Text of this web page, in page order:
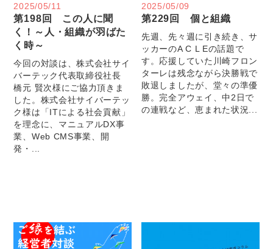
2025/05/11
第198回 この人に聞
く！～人・組織が羽ばた
く時～
今回の対談は、株式会社サイ
バーテック代表取締役社長
橋元 賢次様にご協力頂きま
した。株式会社サイバーテッ
ク様は「ITによる社会貢献」
を理念に、マニュアルDX事
業、Web CMS事業、開
発・...
2025/05/09
第229回 個と組織
先週、先々週に引き続き、サ
ッカーのA C L Eの話題で
す。応援していた川崎フロン
ターレは残念ながら決勝戦で
敗退しましたが、堂々の準優
勝。完全アウェイ、中2日で
の連戦など、恵まれた状況...